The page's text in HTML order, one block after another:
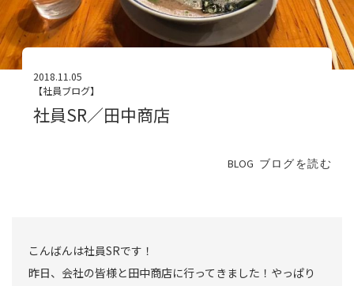
2018.11.05
【社員ブログ】
社員SR／田中商店
BLOG ブログを読む
こんばんは社員SRです！
昨日、会社の皆様と田中商店に行ってきました！やっぱり